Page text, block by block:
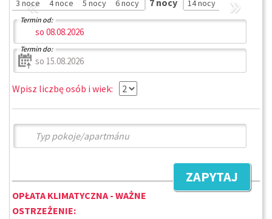
3 noce 4 noce 5 nocy 6 nocy 7 nocy 14 nocy
Termin od:
Termin do:
Wpisz liczbę osób i wiek:
ZAPYTAJ
OPŁATA KLIMATYCZNA - WAŻNE
OSTRZEŻENIE: